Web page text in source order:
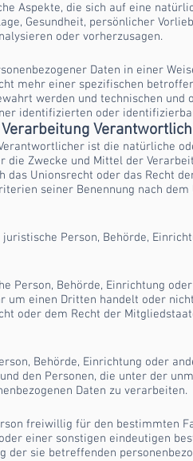
Aspekte, die sich auf eine
Gesundheit, persönlicher
oder vorherzusagen.
Daten in einer
mehr einer spezifischen
werden und technischen
identifizierten oder
ist die natürliche
Zwecke und Mittel der
das Unionsrecht oder das Recht
seiner Benennung nach
Person, Behörde,
Person, Behörde, Einrichtung
um einen Dritten handelt oder
oder dem Recht der
Behörde, Einrichtung oder
den Personen, die unter der
Daten zu verarbeiten.
freiwillig für den bestimmten
einer sonstigen eindeutigen
der sie betreffenden